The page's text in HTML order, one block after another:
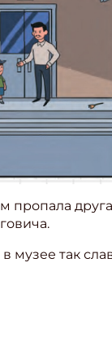
пропала
музее так